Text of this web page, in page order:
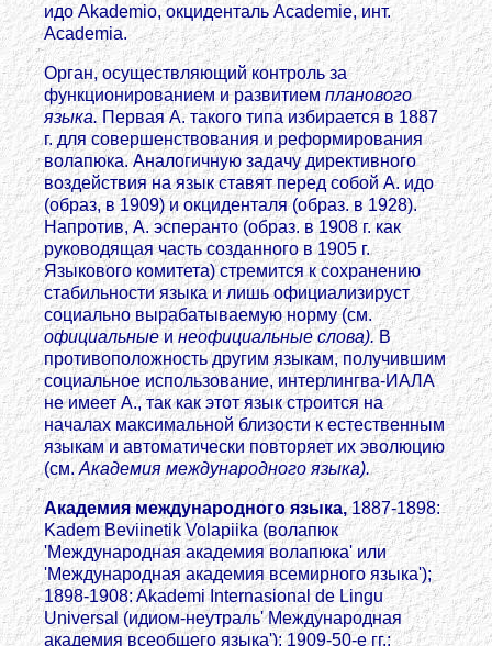
идо Akademio, окциденталь Academie, инт.
Academia.
Орган, осуществляющий контроль за
функционированием и развитиемпланового
языка. Первая А. такого типа избирается в 1887
г. для совершенствования и реформирования
волапюка. Аналогичную задачу директивного
воздействия на язык ставят перед собой А. идо
(образ, в 1909) и окциденталя (образ. в 1928).
Напротив, А. эсперанто (образ. в 1908 г. как
руководящая часть созданного в 1905 г.
Языкового комитета) стремится к сохранению
стабильности языка и лишь официализируст
социально вырабатываемую норму (см.
официальныеи неофициальные слова). В
противоположность другим языкам, получившим
социальное использование, интерлингва-ИАЛА
не имеет А., так как этот язык строится на
началах максимальной близости к естественным
языкам и автоматически повторяет их эволюцию
(см. Академия международного языка).
Академия международного языка,1887-1898:
Kadem Beviinetik Volapiika (волапюк
'Международная академия волапюка' или
'Международная академия всемирного языка');
1898-1908: Akademi Internasional de Lingu
Universal (идиом-неутраль' Международная
академия всеобщего языка'); 1909-50-е гг.: